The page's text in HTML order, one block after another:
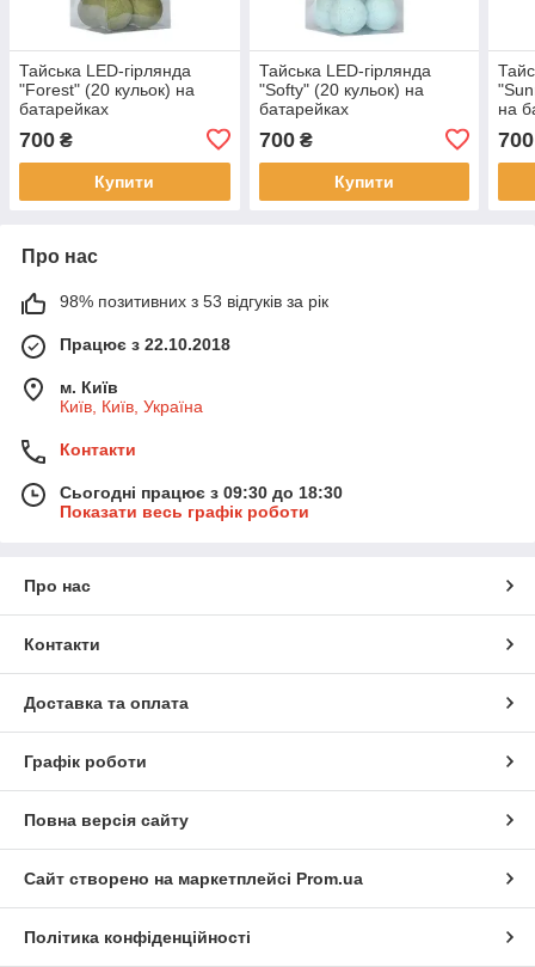
Тайська LED-гірлянда
"Forest" (20 кульок) на
батарейках
700 ₴
Купити
Тайська LED-гірлянда
"Softy" (20 кульок) на
батарейках
700₴
Купити
на
700
Про нас
98% позитивних з 53 відгуків за рік
Працює з 22.10.2018
м. Київ
Київ, Київ, Україна
Контакти
Сьогодні працює з 09:30 до 18:30
Показати весь графік роботи
Про нас
Контакти
Доставка та оплата
Графік роботи
Повна версія сайту
Сайт створено на маркетплейсі Prom.ua
Політика конфіденційності